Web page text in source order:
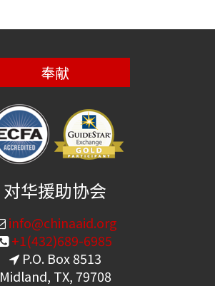
奉献
对华援助协会
info@chinaaid.org
+1(432)689-6985
P.O. Box 8513
Midland, TX, 79708